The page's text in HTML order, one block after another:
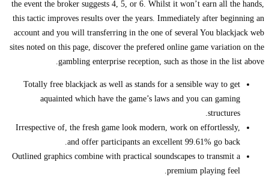
the event the broker suggests 4, 5, or 6. Whilst it won’t earn all the hands,
this tactic improves results over the years. Immediately after beginning an
account and you will transferring in the one of several You blackjack web
sites noted on this page, discover the prefered online game variation on the
gambling enterprise reception, such as those in the list above.
Totally free blackjack as well as stands for a sensible way to get
aquainted which have the game’s laws and you can gaming
structures.
Irrespective of, the fresh game look modern, work on effortlessly,
and offer participants an excellent 99.61% go back.
Outlined graphics combine with practical soundscapes to transmit a
premium playing feel.